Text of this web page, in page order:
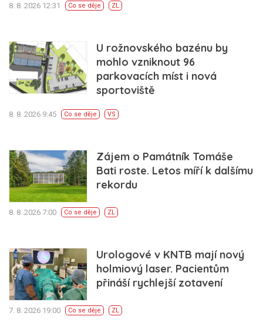
8. 8. 2026 12:31 Co se děje ZL
U rožnovského bazénu by
mohlo vzniknout 96
parkovacích míst i nová
sportoviště
8. 8. 2026 9:45 Co se děje VS
Zájem o Památník Tomáše
Bati roste. Letos míří k dalšímu
rekordu
8. 8. 2026 7:00 Co se děje ZL
Urologové v KNTB mají nový
holmiový laser. Pacientům
přináší rychlejší zotavení
7. 8. 2026 19:00 Co se děje ZL